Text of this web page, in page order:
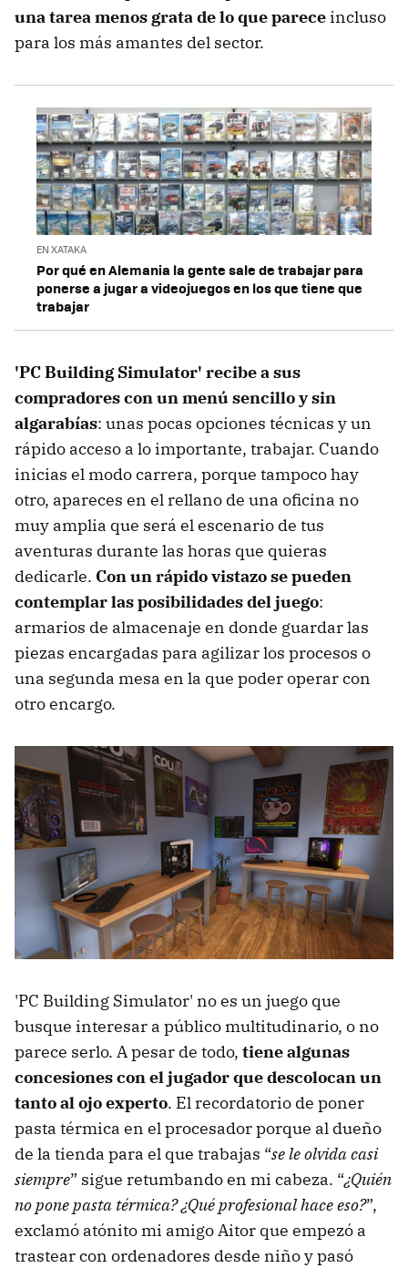
una tarea menos grata de lo que parece incluso
para los más amantes del sector.
EN XATAKA
Por qué en Alemania la gente sale de trabajar para
ponerse a jugar a videojuegos en los que tiene que
trabajar
'PC Building Simulator' recibe a sus
compradores con un menú sencillo y sin
algarabías: unas pocas opciones técnicas y un
rápido acceso a lo importante, trabajar. Cuando
inicias el modo carrera, porque tampoco hay
otro, apareces en el rellano de una oficina no
muy amplia que será el escenario de tus
aventuras durante las horas que quieras
dedicarle. Con un rápido vistazo se pueden
contemplar las posibilidades del juego:
armarios de almacenaje en donde guardar las
piezas encargadas para agilizar los procesos o
una segunda mesa en la que poder operar con
otro encargo.
'PC Building Simulator' no es un juego que
busque interesar a público multitudinario, o no
parece serlo. A pesar de todo, tiene algunas
concesiones con el jugador que descolocan un
tanto al ojo experto. El recordatorio de poner
pasta térmica en el procesador porque al dueño
de la tienda para el que trabajas “se le olvida casi
siempre” sigue retumbando en mi cabeza. “¿Quién
no pone pasta térmica? ¿Qué profesional hace eso?”,
exclamó atónito mi amigo Aitor que empezó a
trastear con ordenadores desde niño y pasó